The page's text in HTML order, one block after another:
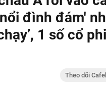
đình đám'
1 số cổ
Theo dõi